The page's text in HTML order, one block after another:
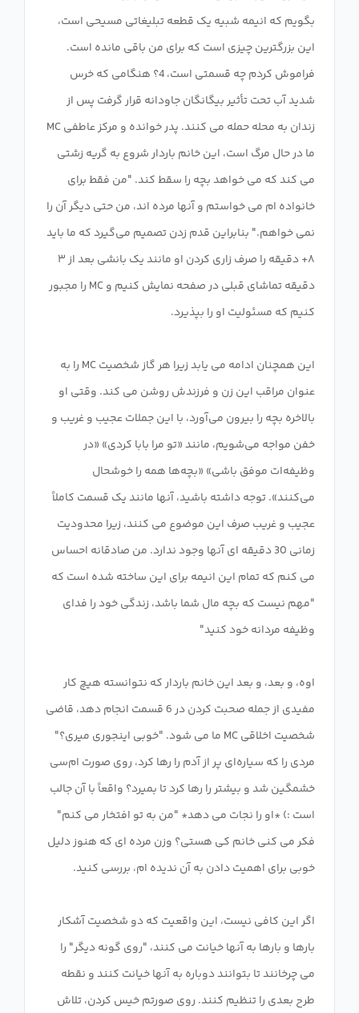
بگویم که انیمه شبیه یک قطعه تبلیغاتی مسیحی است،
این بزرگترین چیزی است که برای من باقی مانده است.
فراموش کردم چه قسمتی است، 4؟ هنگامی که خرس
شدید آب تحت تأثیر بیگانگان جاودانه قرار گرفت پس از
زندان به محله حمله می کنند. پدر خوانده و مرکز عاطفی MC
ما در حال مرگ است، این خانم باردار شروع به گریه زشتی
می کند که می خواهد بچه را سقط کند. "من فقط برای
خانواده ام می خواستم و آنها مرده اند، من حتی دیگر آن را
نمی خواهم." بنابراین قدم زدن تصمیم می‌گیرد که ما باید
۸+ دقیقه را صرف زاری کردن او مانند یک بانشی بعد از ۳
دقیقه تماشای قبلی در صفحه نمایش کنیم و MC را مجبور
این همچنان ادامه می یابد زیرا هر گاز شخصیت MC را به
عنوان مراقب این زن و فرزندش روشن می کند. وقتی او
بالاخره بچه را بیرون می‌آورد، با این جملات عجیب و غریب و
خفن مواجه می‌شویم، مانند «تو مرا بابا کردی» «در
وظیفه‌ات موفق باشی» «بچه‌ها همه را خوشحال
می‌کنند». توجه داشته باشید، آنها مانند یک قسمت کاملاً
عجیب و غریب صرف این موضوع می کنند، زیرا محدودیت
زمانی 30 دقیقه ای آنها وجود ندارد. من صادقانه احساس
می کنم که تمام این انیمه برای این ساخته شده است که
"مهم نیست که بچه مال شما باشد، زندگی خود را فدای
اوه، و بعد، و بعد این خانم باردار که نتوانسته هیچ کار
مفیدی از جمله صحبت کردن در 6 قسمت انجام دهد، قاضی
شخصیت اخلاقی MC ما می شود. "خوبی اینجوری میری؟"
مردی را که سیاره‌ای پر از آدم را رها کرد، روی صورت ام‌سی
خشمگین شد و بیشتر را رها کرد تا بمیرد؟ واقعاً با آن جالب
است :) *او را نجات می دهد* "من به تو افتخار می کنم"
فکر می کنی خانم کی هستی؟ وزن مرده ای که هنوز دلیل
اگر این کافی نیست، این واقعیت که دو شخصیت آشکار
بارها و بارها به آنها خیانت می کنند، "روی گونه دیگر" را
می چرخانند تا بتوانند دوباره به آنها خیانت کنند و نقطه
طرح بعدی را تنظیم کنند. روی صورتم خیس کردن، تلاش